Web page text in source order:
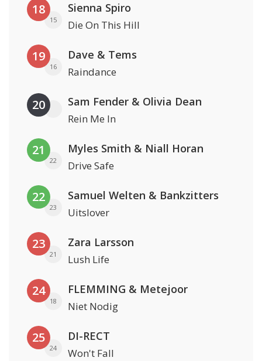
18
15
Sienna Spiro
Die On This Hill
19
16
Dave & Tems
Raindance
20 Sam Fender & Olivia Dean
Rein Me In
21
22
Myles Smith & Niall Horan
Drive Safe
22
23
Samuel Welten & Bankzitters
Uitslover
23
21
Zara Larsson
Lush Life
24
18
FLEMMING & Metejoor
Niet Nodig
25
24
DI-RECT
Won't Fall